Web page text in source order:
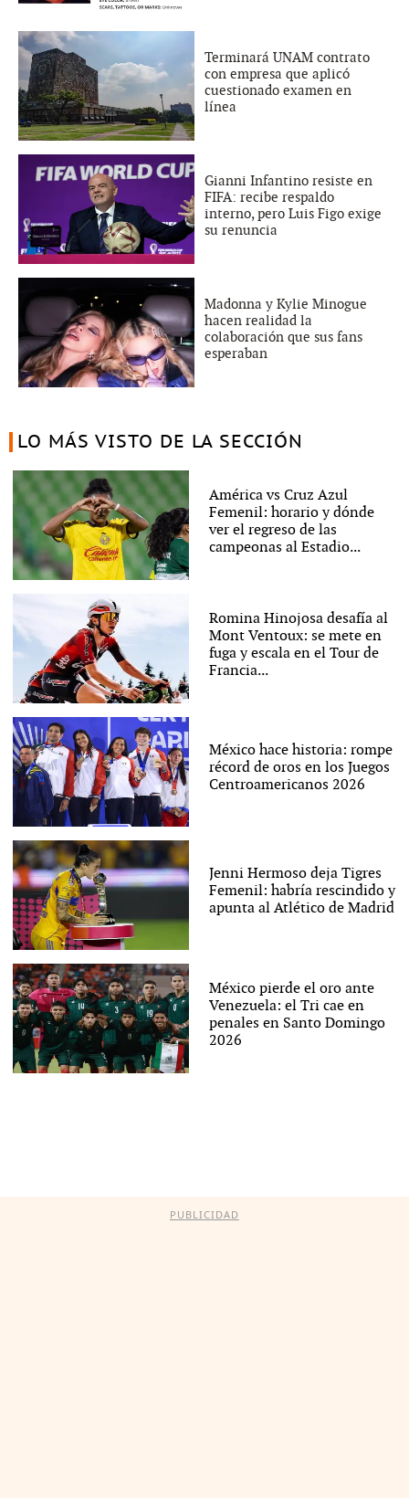
Terminará UNAM contrato
con empresa que aplicó
cuestionado examen en
línea
Gianni Infantino resiste en
FIFA: recibe respaldo
interno, pero Luis Figo exige
su renuncia
Madonna y Kylie Minogue
hacen realidad la
colaboración que sus fans
esperaban
LO MÁS VISTO DE LA SECCIÓN
América vs Cruz Azul
Femenil: horario y dónde
ver el regreso de las
campeonas al Estadio...
Romina Hinojosa desafía al
Mont Ventoux: se mete en
fuga y escala en el Tour de
Francia...
México hace historia: rompe
récord de oros en los Juegos
Centroamericanos 2026
Jenni Hermoso deja Tigres
Femenil: habría rescindido y
apunta al Atlético de Madrid
México pierde el oro ante
Venezuela: el Tri cae en
penales en Santo Domingo
2026
PUBLICIDAD